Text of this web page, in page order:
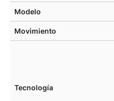
Modelo
Movimiento
Tecnología